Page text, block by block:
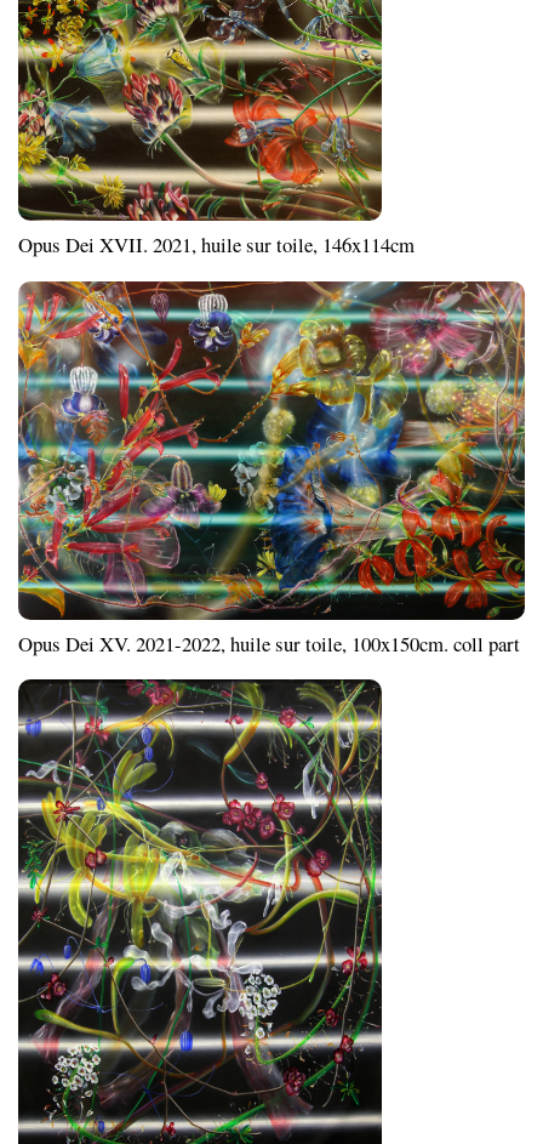
Opus Dei XVII. 2021, huile sur toile, 146x114cm
Opus Dei XV. 2021-2022, huile sur toile, 100x150cm. coll part